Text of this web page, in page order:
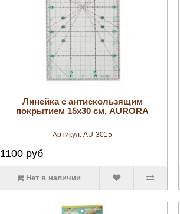
увеличить
Линейка с антискользящим
покрытием 15х30 см, AURORA
Артикул:AU-3015
1100руб
Нет в наличии